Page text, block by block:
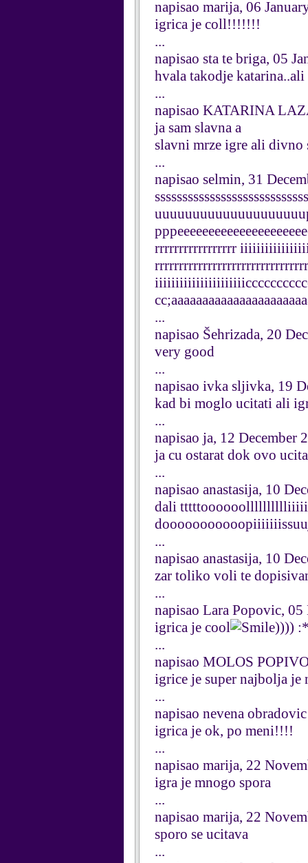
napisao marija, 06
igrica je coll!!!!!!!
...
napisao sta te briga, 05
hvala takodje katarina..ali
...
napisao KATARINA
ja sam slavna a
slavni mrze igre ali divno
...
napisao selmin, 31
rrrrrrrrrrrrrrrrr
...
napisao Šehrizada, 20
very good
...
napisao ivka sljivka, 19
kad bi moglo ucitati ali
...
napisao ja, 12 December
ja cu ostarat dok ovo ucita
...
napisao anastasija, 10
dali
...
napisao anastasija, 10
zar toliko voli te
...
napisao Lara Popovic, 05
igrica je cool
))))
...
napisao MOLOS
igrice je super najbolja je
...
napisao nevena
igrica je ok, po meni!!!!
...
napisao marija, 22
igra je mnogo spora
...
napisao marija, 22
sporo se ucitava
...